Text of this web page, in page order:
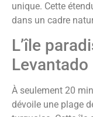
unique. Cette
dans un cadre
L’île
Levantado
À seulement 20
dévoile une plage